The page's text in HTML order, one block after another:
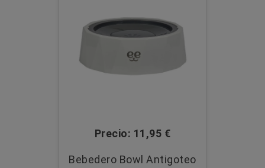
Precio: 11,95 €
Bebedero Bowl Antigoteo